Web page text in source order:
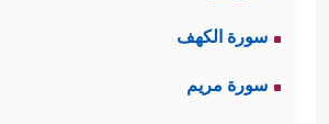
سورة الكهف
سورة مريم